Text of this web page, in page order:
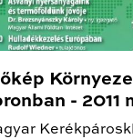
- 2011